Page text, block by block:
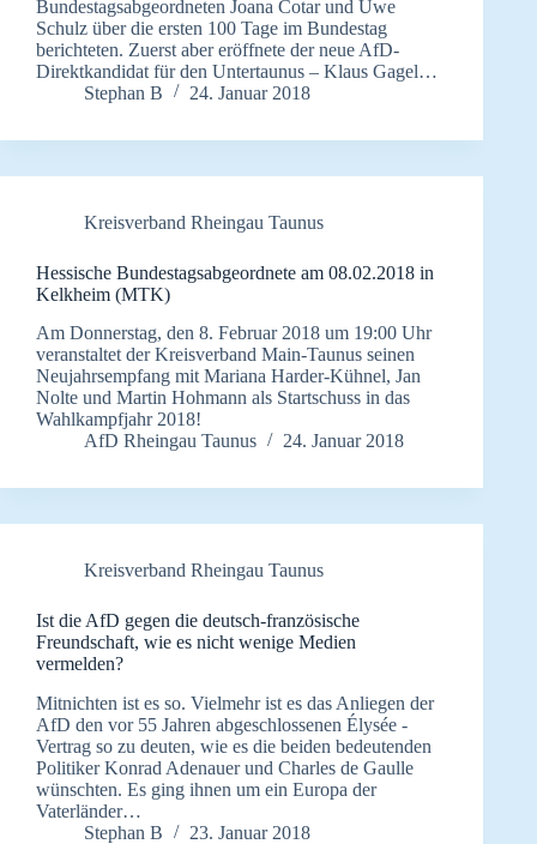
Bundestagsabgeordneten Joana Cotar und Uwe
Schulz über die ersten 100 Tage im Bundestag
berichteten. Zuerst aber eröffnete der neue AfD-
Direktkandidat für den Untertaunus – Klaus Gagel…
Stephan B
24. Januar 2018
Kreisverband Rheingau Taunus
Hessische Bundestagsabgeordnete am 08.02.2018 in
Kelkheim (MTK)
Am Donnerstag, den 8. Februar 2018 um 19:00 Uhr
veranstaltet der Kreisverband Main-Taunus seinen
Neujahrsempfang mit Mariana Harder-Kühnel, Jan
Nolte und Martin Hohmann als Startschuss in das
Wahlkampfjahr 2018!
AfD Rheingau Taunus
24. Januar 2018
Kreisverband Rheingau Taunus
Ist die AfD gegen die deutsch-französische
Freundschaft, wie es nicht wenige Medien
vermelden?
Mitnichten ist es so. Vielmehr ist es das Anliegen der
AfD den vor 55 Jahren abgeschlossenen Élysée -
Vertrag so zu deuten, wie es die beiden bedeutenden
Politiker Konrad Adenauer und Charles de Gaulle
wünschten. Es ging ihnen um ein Europa der
Vaterländer…
Stephan B
23. Januar 2018